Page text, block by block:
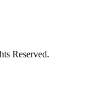
Reserved.